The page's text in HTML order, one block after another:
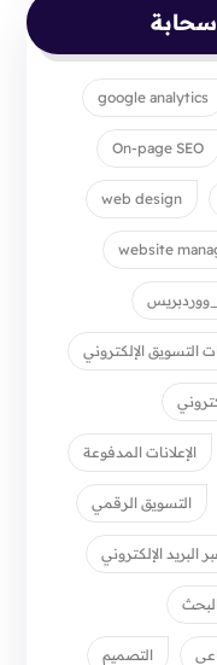
سحابة
google analytics
On-page SEO
web design
website
التسويق الإلكتروني
الإعلانات المدفوعة
التسويق الرقمي
البريد الإلكتروني
التصميم